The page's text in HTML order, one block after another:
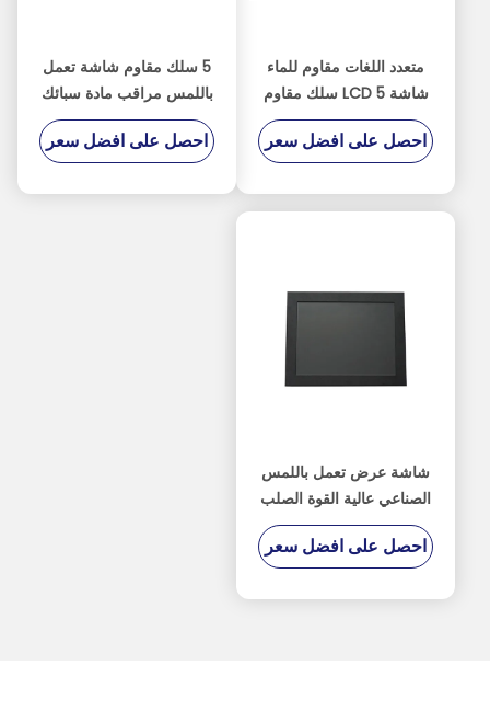
متعدد اللغات مقاوم للماء
شاشة LCD 5 سلك مقاوم
3H صلابة السطح
احصل على افضل سعر
5 سلك مقاوم شاشة تعمل
باللمس مراقب مادة سبائك
الألومنيوم مع جهاز استشعار
الضوء
احصل على افضل سعر
شاشة عرض تعمل باللمس
الصناعي عالية القوة الصلب
المدرفلة الباردة المواد
احصل على افضل سعر